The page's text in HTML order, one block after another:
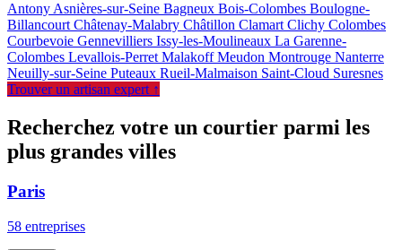
Antony Asnières-sur-Seine Bagneux Bois-Colombes Boulogne-
Billancourt Châtenay-Malabry Châtillon Clamart Clichy Colombes
Courbevoie Gennevilliers Issy-les-Moulineaux La Garenne-
Colombes Levallois-Perret MalakoffMeudon Montrouge Nanterre
Neuilly-sur-Seine Puteaux Rueil-Malmaison Saint-Cloud Suresnes
Trouver un artisan expert ↑
Recherchez votre un courtier parmi les
plus grandes villes
Paris
58 entreprises